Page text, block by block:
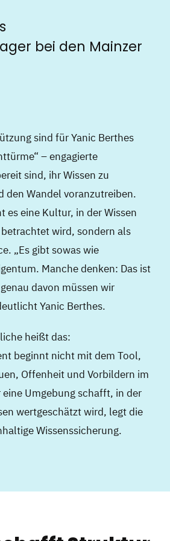
bei den Mainzer
sind für Yanic Berthes
– engagierte
sind, ihr Wissen zu
den Wandel voranzutreiben.
es eine Kultur, in der Wissen
wird, sondern als
„Es gibt sowas wie
Manche denken: Das ist
davon müssen wir
Yanic Berthes.
heißt das:
beginnt nicht mit dem Tool,
Offenheit und Vorbildern im
Umgebung schafft, in der
wertgeschätzt wird, legt die
Wissenssicherung.